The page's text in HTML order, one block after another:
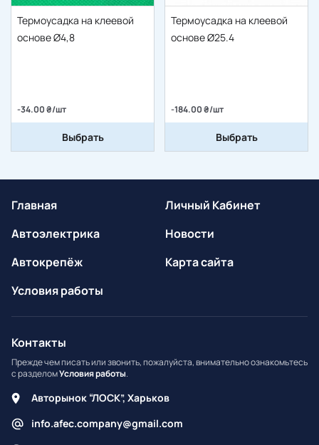
Термоусадка на клеевой
основе Ø4,8
-34.00 ₴/шт
Выбрать
Термоусадка на клеевой
основе Ø25.4
-184.00 ₴/шт
Выбрать
Главная
Автоэлектрика
Автокрепёж
Условия работы
Личный Кабинет
Новости
Карта сайта
Контакты
Прежде чем писать или звонить, пожалуйста, внимательно ознакомьтесь
с разделомУсловия работы.
Авторынок “ЛОСК”, Харьков
info.afec.company@gmail.com